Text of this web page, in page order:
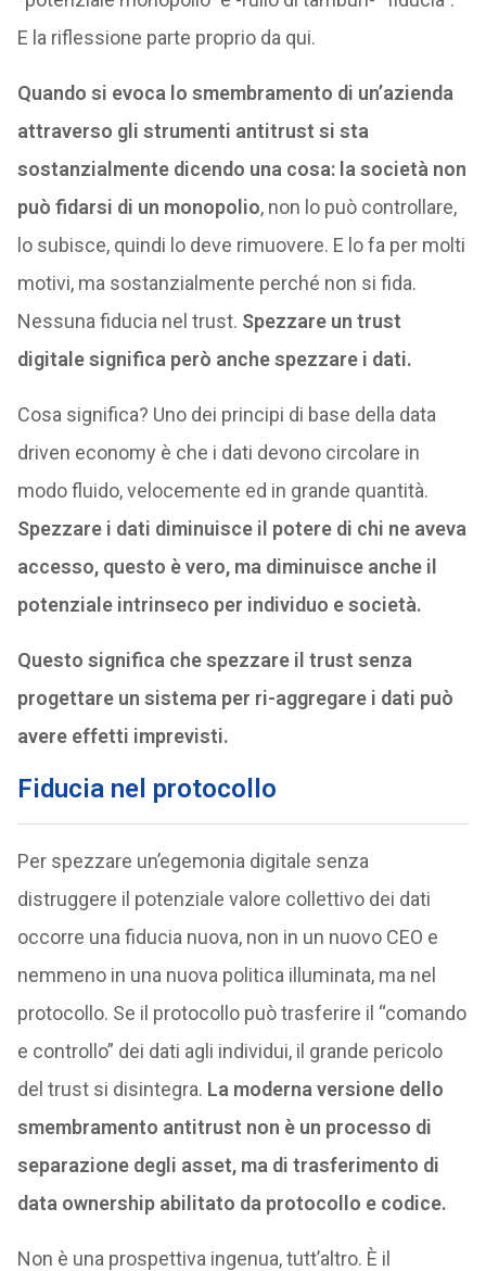
E la riflessione parte proprio da qui.
Quando si evoca lo smembramento di un’azienda
attraverso gli strumenti antitrust si sta
sostanzialmente dicendo una cosa: la società non
può fidarsi di un monopolio, non lo può controllare,
lo subisce, quindi lo deve rimuovere. E lo fa per molti
motivi, ma sostanzialmente perché non si fida.
Nessuna fiducia nel trust. Spezzare un trust
digitale significa però anche spezzare i dati.
Cosa significa? Uno dei principi di base della data
driven economy è che i dati devono circolare in
modo fluido, velocemente ed in grande quantità.
Spezzare i dati diminuisce il potere di chi ne aveva
accesso, questo è vero, ma diminuisce anche il
potenziale intrinseco per individuo e società.
Questo significa che spezzare il trust senza
progettare un sistema per ri-aggregare i dati può
avere effetti imprevisti.
Fiducia nel protocollo
Per spezzare un’egemonia digitale senza
distruggere il potenziale valore collettivo dei dati
occorre una fiducia nuova, non in un nuovo CEO e
nemmeno in una nuova politica illuminata, ma nel
protocollo. Se il protocollo può trasferire il “comando
e controllo” dei dati agli individui, il grande pericolo
del trust si disintegra. La moderna versione dello
smembramento antitrust non è un processo di
separazione degli asset, ma di trasferimento di
data ownership abilitato da protocollo e codice.
Non è una prospettiva ingenua, tutt’altro. È il